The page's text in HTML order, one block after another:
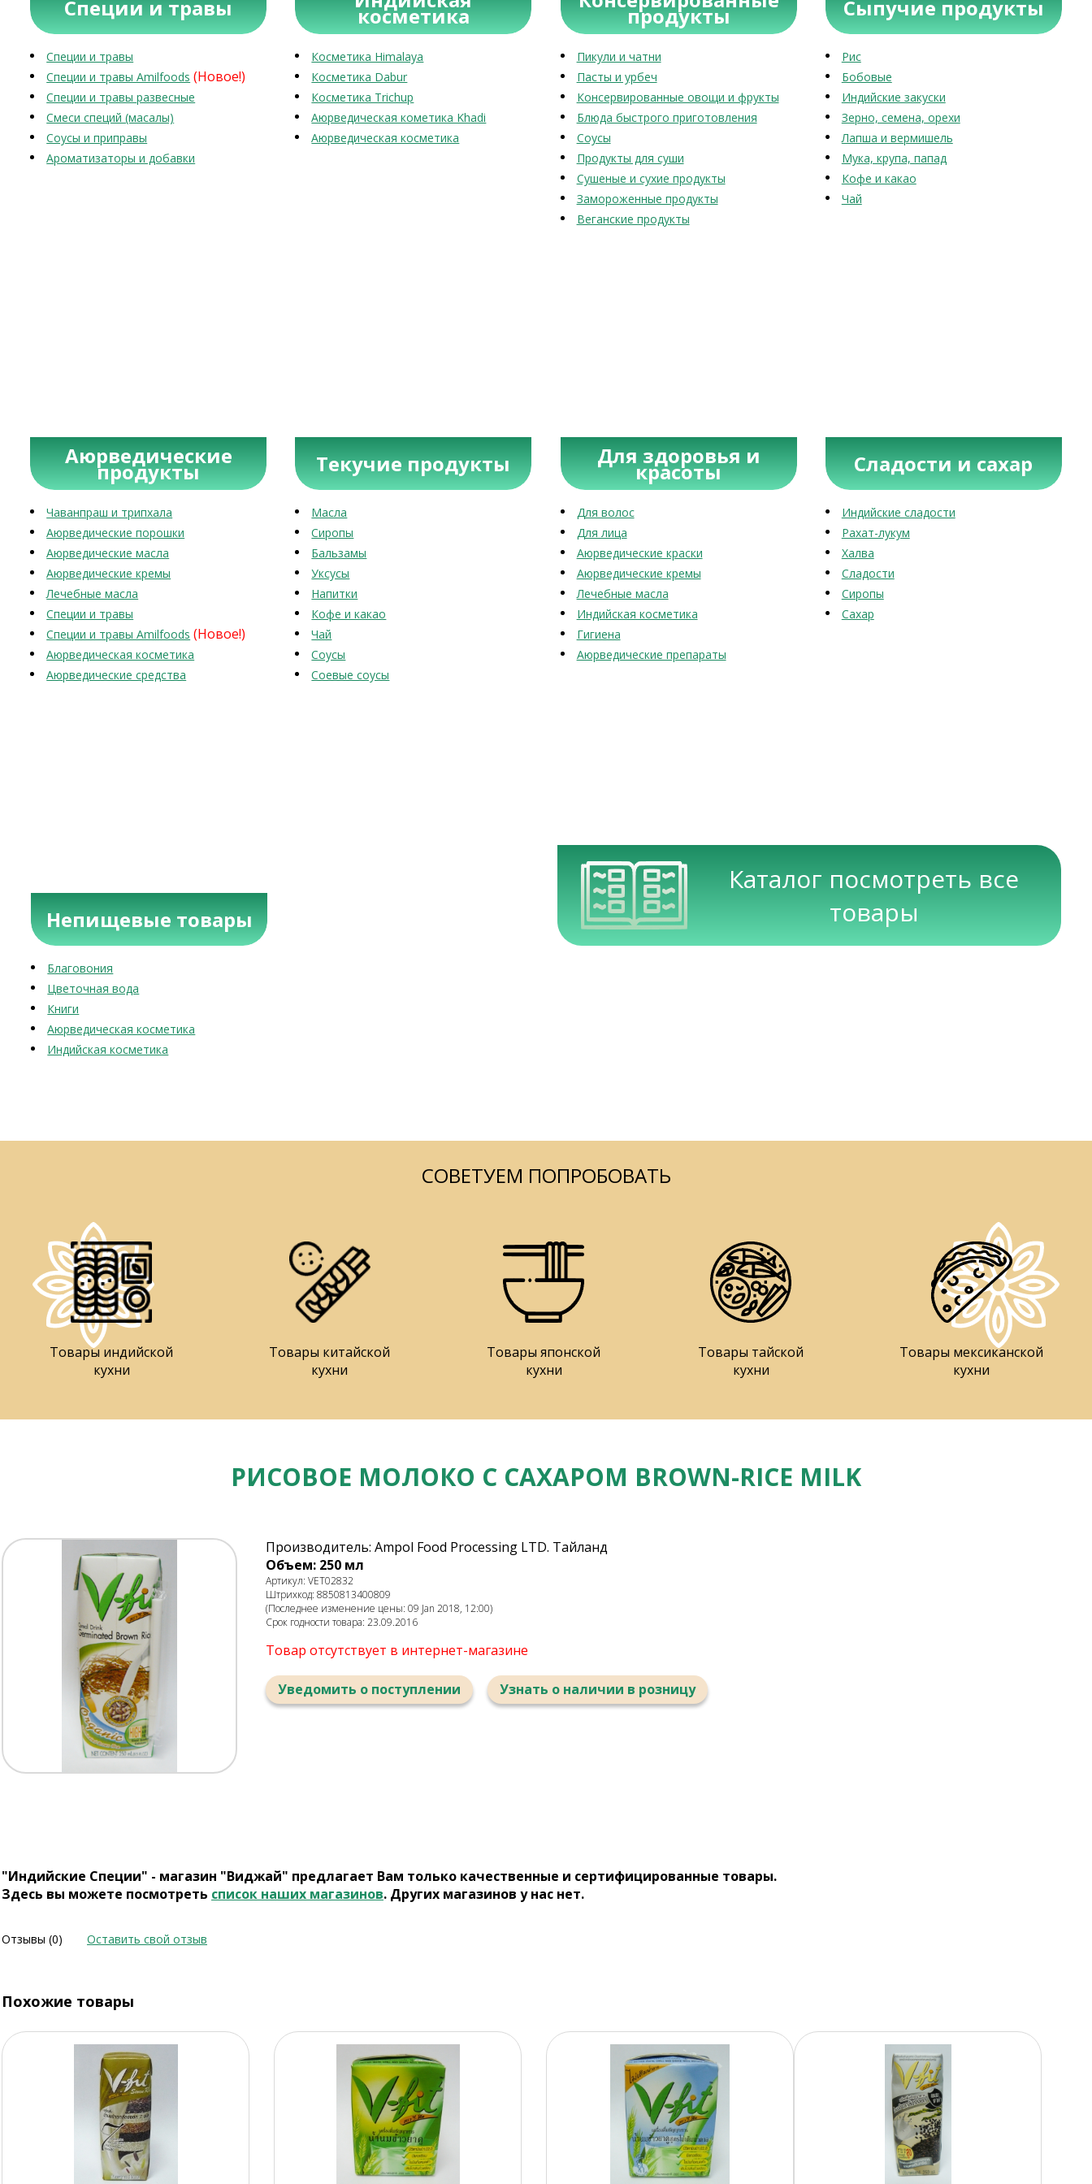
Специи и травы
Специи и травы
Специи и травы Amilfoods (Новое!)
Специи и травы развесные
Смеси специй (масалы)
Соусы и приправы
Ароматизаторы и добавки
косметика
Косметика Himalaya
Косметика Dabur
Косметика Trichup
Аюрведическая кометика Khadi
Аюрведическая косметика
продукты
Пикули и чатни
Пасты и урбеч
Консервированные овощи и фрукты
Блюда быстрого приготовления
Соусы
Продукты для суши
Сушеные и сухие продукты
Замороженные продукты
Веганские продукты
Сыпучие продукты
Рис
Бобовые
Индийские закуски
Зерно, семена, орехи
Лапша и вермишель
Мука, крупа, папад
Кофе и какао
Чай
Аюрведические
продукты
Чаванпраш и трипхала
Аюрведические порошки
Аюрведические масла
Аюрведические кремы
Лечебные масла
Специи и травы
Специи и травы Amilfoods (Новое!)
Аюрведическая косметика
Аюрведические средства
Текучие продукты
Масла
Сиропы
Бальзамы
Уксусы
Напитки
Кофе и какао
Чай
Соусы
Соевые соусы
Для здоровья и
красоты
Для волос
Для лица
Аюрведические краски
Аюрведические кремы
Лечебные масла
Индийская косметика
Гигиена
Аюрведические препараты
Сладости и сахар
Индийские сладости
Рахат-лукум
Халва
Сладости
Сиропы
Сахар
Непищевые товары
Благовония
Цветочная вода
Книги
Аюрведическая косметика
Индийская косметика
Каталог посмотреть все
товары
СОВЕТУЕМ ПОПРОБОВАТЬ
Товары индийской
кухни
Товары китайской
кухни
Товары японской
кухни
Товары тайской
кухни
Товары мексиканской
кухни
РИСОВОЕ МОЛОКО C САХАРОМ BROWN-RICE MILK
Производитель: Ampol Food Processing LTD. Тайланд
Объем: 250 мл
Артикул: VET02832
Штрихкод: 8850813400809
(Последнее изменение цены: 09 Jan 2018, 12:00)
Срок годности товара: 23.09.2016
Товар отсутствует в интернет-магазине
Уведомить о поступлении Узнать о наличии в розницу
"Индийские Специи" - магазин "Виджай" предлагает Вам только качественные и сертифицированные товары.
Здесь вы можете посмотреть список наших магазинов. Других магазинов у нас нет.
Отзывы (0) Оставить свой отзыв
Похожие товары